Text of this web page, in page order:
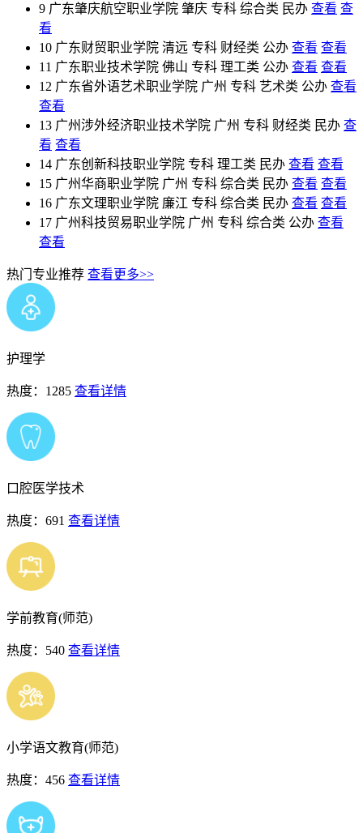
9 广东肇庆航空职业学院 肇庆 专科 综合类 民办 查看 查
看
10 广东财贸职业学院 清远 专科 财经类 公办 查看 查看
11 广东职业技术学院 佛山 专科 理工类 公办 查看 查看
12 广东省外语艺术职业学院 广州 专科 艺术类 公办 查看
查看
13 广州涉外经济职业技术学院 广州 专科 财经类 民办 查
看 查看
14 广东创新科技职业学院 专科 理工类 民办 查看 查看
15 广州华商职业学院 广州 专科 综合类 民办 查看 查看
16 广东文理职业学院 廉江 专科 综合类 民办 查看 查看
17 广州科技贸易职业学院 广州 专科 综合类 公办 查看
查看
热门专业推荐 查看更多>>
护理学
热度：1285 查看详情
口腔医学技术
热度：691 查看详情
学前教育(师范)
热度：540 查看详情
小学语文教育(师范)
热度：456 查看详情